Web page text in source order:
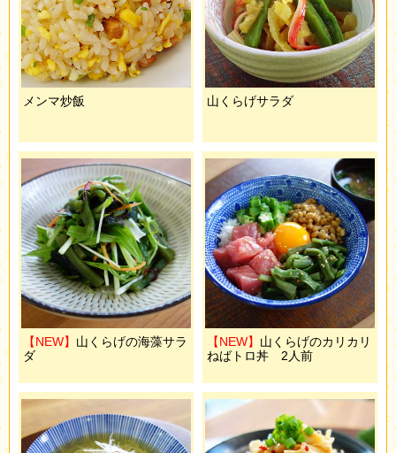
メンマ炒飯 山くらげサラダ
【NEW】 山くらげの海藻サラ
ダ
【NEW】 山くらげのカリカリ
ねばトロ丼 2人前